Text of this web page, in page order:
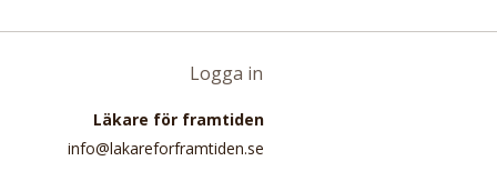
till ultraprocessadLogga in
Läkare för framtiden
info@lakareforframtiden.se